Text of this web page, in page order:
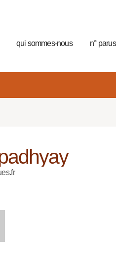
qui sommes-nous n° parus